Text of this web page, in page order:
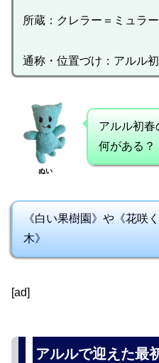
所蔵：クレラー＝ミュラ
通称・位置づけ：アルル
ぬい
アルル初春
何がある？
《白い果樹園》や《花咲
木》
[ad]
アルルで迎えた